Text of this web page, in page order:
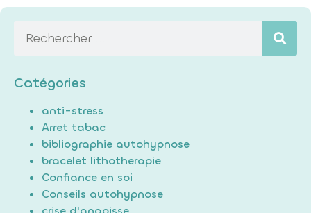
Catégories
anti-stress
Arret tabac
bibliographie autohypnose
bracelet lithotherapie
Confiance en soi
Conseils autohypnose